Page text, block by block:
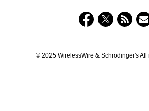
© 2025 WirelessWire & Schrödinger's All